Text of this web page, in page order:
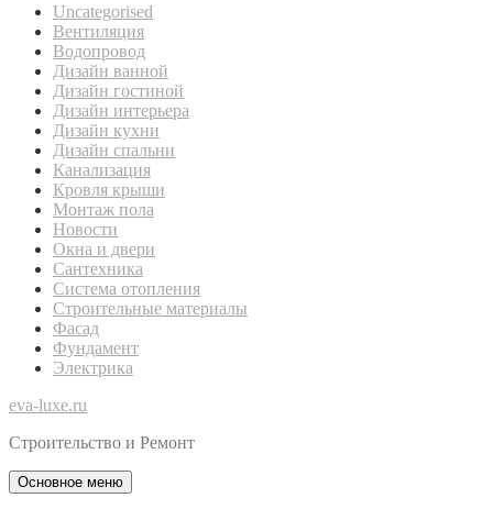
Uncategorised
Вентиляция
Водопровод
Дизайн ванной
Дизайн гостиной
Дизайн интерьера
Дизайн кухни
Дизайн спальни
Канализация
Кровля крыши
Монтаж пола
Новости
Окна и двери
Сантехника
Система отопления
Строительные материалы
Фасад
Фундамент
Электрика
eva-luxe.ru
Строительство и Ремонт
Основное меню